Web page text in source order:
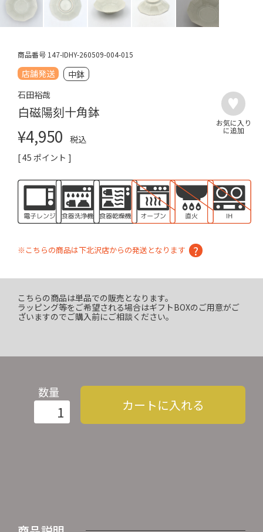
商品番号 147-IDHY-260509-004-015
店舗発送
中鉢
石田裕哉
白磁陽刻十角鉢
¥4,950
税込
[45 ポイント ]
※こちらの商品は下北沢店からの発送となります
こちらの商品は単品での販売となります。
ラッピング等をご希望される場合はギフトBOXのご用意がご
ざいますのでご購入前にご相談ください。
数量
カートに入れる